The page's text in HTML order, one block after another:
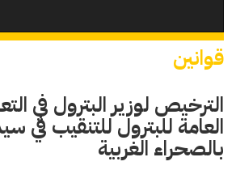
قوانين
الترخيص لوزير البترول في
العامة للبترول للتنقيب في
بالصحراء الغربية